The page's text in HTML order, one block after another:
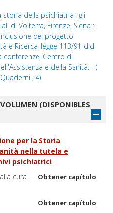
della psichiatria : gli
di Volterra, Firenze, Siena :
del progetto
e Ricerca, legge 113/91-d.d.
conferenze, Centro di
e della Sanità. - (
; 4)
(DISPONIBLES
per la Storia
nella tutela e
psichiatrici
cura
Obtener capítulo
Obtener capítulo